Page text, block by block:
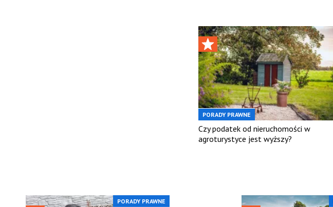
PORADY PRAWNE
Czy podatek od nieruchomości w
agroturystyce jest wyższy?
PORADY PRAWNE